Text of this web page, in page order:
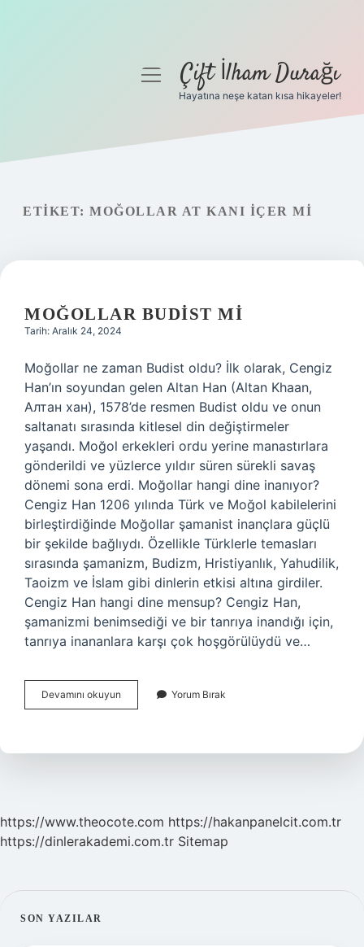
Gizlilik Politikası
menüyüÇift İlham Durağı
Hayatına neşe katan kısa hikayeler!
ETIKET: MOĞOLLAR AT KANI IÇER MI
MOĞOLLAR BUDIST MI
Tarih: Aralık 24, 2024
Moğollar ne zaman Budist oldu? İlk olarak, Cengiz
Han’ın soyundan gelen Altan Han (Altan Khaan,
Алтан хан), 1578’de resmen Budist oldu ve onun
saltanatı sırasında kitlesel din değiştirmeler
yaşandı. Moğol erkekleri ordu yerine manastırlara
gönderildi ve yüzlerce yıldır süren sürekli savaş
dönemi sona erdi. Moğollar hangi dine inanıyor?
Cengiz Han 1206 yılında Türk ve Moğol kabilelerini
birleştirdiğinde Moğollar şamanist inançlara güçlü
bir şekilde bağlıydı. Özellikle Türklerle temasları
sırasında şamanizm, Budizm, Hristiyanlık, Yahudilik,
Taoizm ve İslam gibi dinlerin etkisi altına girdiler.
Cengiz Han hangi dine mensup? Cengiz Han,
şamanizmi benimsediği ve bir tanrıya inandığı için,
tanrıya inananlara karşı çok hoşgörülüydü ve…
Devamını okuyun Moğollar
Budist
Yorum Bırak
https://www.theocote.com https://hakanpanelcit.com.tr
https://dinlerakademi.com.tr Sitemap
SIDEBAR
SON YAZILAR